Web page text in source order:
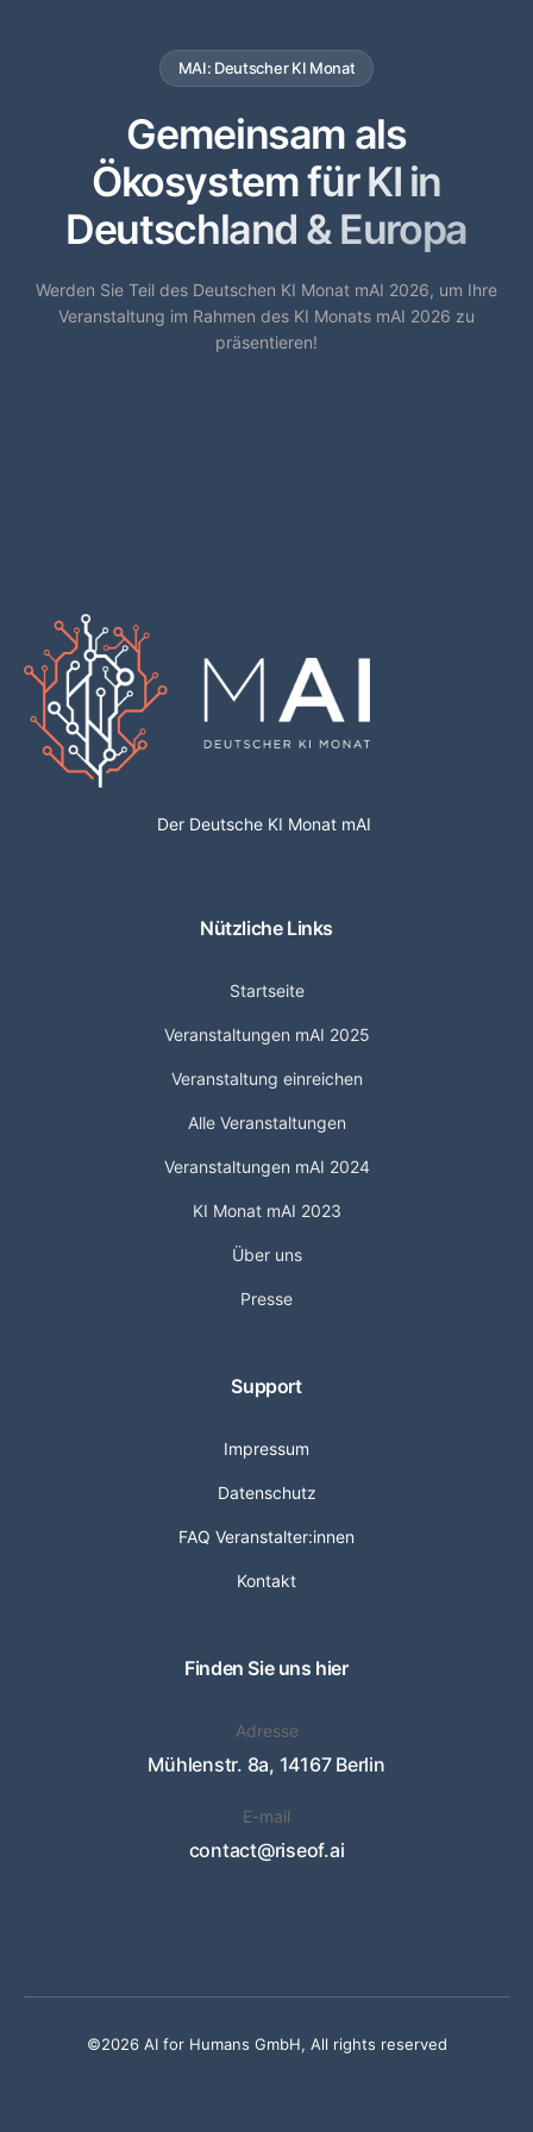
MAI: Deutscher KI Monat
Gemeinsam als
Ökosystem für KI in
Deutschland & Europa
Werden Sie Teil des Deutschen KI Monat mAI 2026, um Ihre
Veranstaltung im Rahmen des KI Monats mAI 2026 zu
präsentieren!
Der Deutsche KI Monat mAI
Nützliche Links
Startseite
Veranstaltungen mAI 2025
Veranstaltung einreichen
Alle Veranstaltungen
Veranstaltungen mAI 2024
KI Monat mAI 2023
Über uns
Presse
Support
Impressum
Datenschutz
FAQ Veranstalter:innen
Kontakt
Finden Sie uns hier
Adresse
Mühlenstr. 8a, 14167 Berlin
E-mail
contact@riseof.ai
©2026 AI for Humans GmbH, All rights reserved